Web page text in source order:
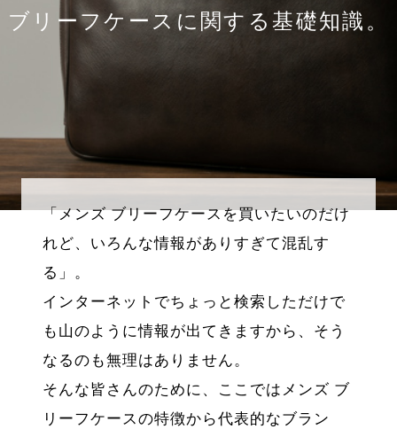
ブリーフケースに関する基礎知識。
「メンズ ブリーフケースを買いたいのだけ
れど、いろんな情報がありすぎて混乱す
る」。
インターネットでちょっと検索しただけで
も山のように情報が出てきますから、そう
なるのも無理はありません。
そんな皆さんのために、ここではメンズ ブ
リーフケースの特徴から代表的なブラン